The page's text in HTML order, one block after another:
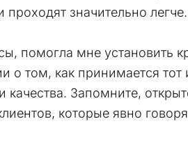
проходят значительно легче.
помогла мне установить
о том, как принимается
Запомните,
которые явно